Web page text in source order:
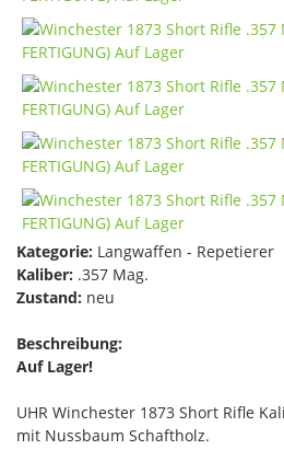
Kategorie: Langwaffen - Repetierer
Kaliber: .357 Mag.
Zustand: neu
Beschreibung:
Auf Lager!
UHR Winchester 1873 Short Rifle
mit Nussbaum Schaftholz.